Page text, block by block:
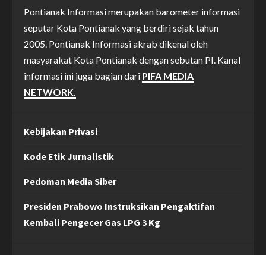
Pontianak Informasi merupakan barometer informasi
seputar Kota Pontianak yang berdiri sejak tahun
2005. Pontianak Informasi akrab dikenal oleh
masyarakat Kota Pontianak dengan sebutan PI. Kanal
informasi ini juga bagian dari PIFA MEDIA
NETWORK.
Kebijakan Privasi
Kode Etik Jurnalistik
Pedoman Media Siber
Presiden Prabowo Instruksikan Pengaktifan
Kembali Pengecer Gas LPG 3 Kg